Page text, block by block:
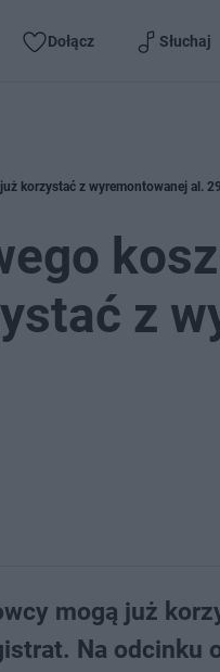
Dołącz Słuchaj
korzystać z wyremontowanej al.
z
mogą już
Na odcinku